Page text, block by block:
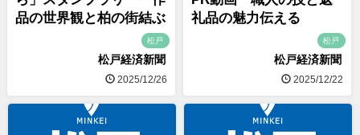
品の世界観と柏の街結ぶ
松戸
松戸経済新聞
2025/12/26
礼品の魅力伝える
松戸
松戸経済新聞
2025/12/22